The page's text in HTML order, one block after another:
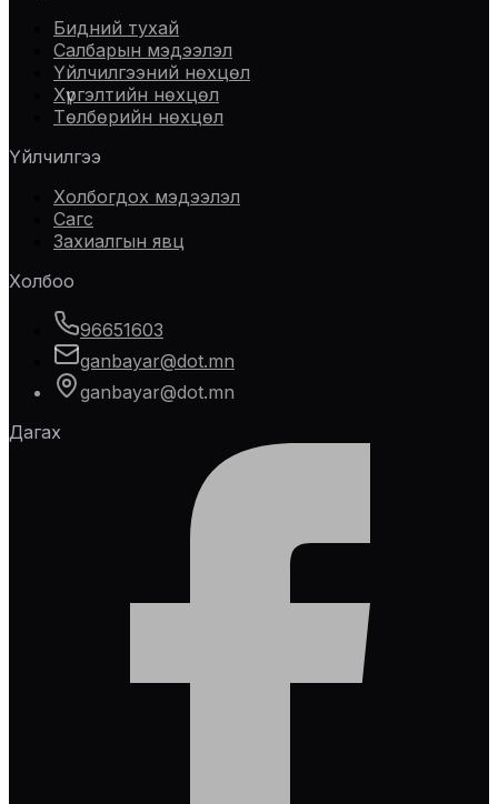
Бидний тухай
Салбарын мэдээлэл
Үйлчилгээний нөхцөл
Хүргэлтийн нөхцөл
Төлбөрийн нөхцөл
Үйлчилгээ
Холбогдох мэдээлэл
Сагс
Захиалгын явц
Холбоо
96651603
ganbayar@dot.mn
ganbayar@dot.mn
Дагах